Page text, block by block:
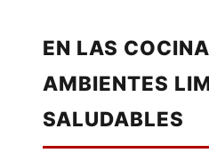
EN LAS
AMBIENTES
SALUDABLES